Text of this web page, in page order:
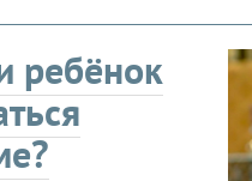
ребёнок